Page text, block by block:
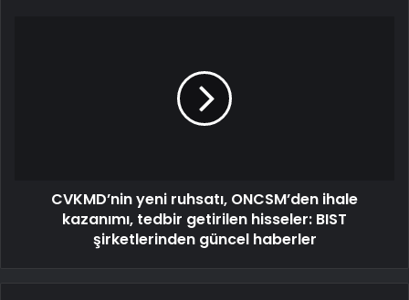
CVKMD’nin yeni ruhsatı, ONCSM’den ihale
kazanımı, tedbir getirilen hisseler: BIST
şirketlerinden güncel haberler